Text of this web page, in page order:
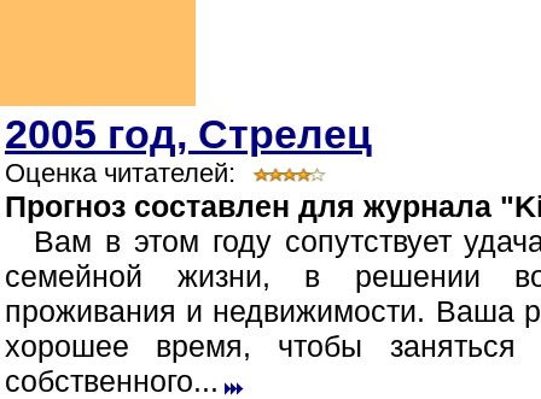
2005 год, Стрелец
Оценка читателей:
Прогноз составлен для журнала
Вам в этом году сопутствует
семейной жизни, в решении
проживания и недвижимости. Ваша
хорошее время, чтобы заняться
собственного...